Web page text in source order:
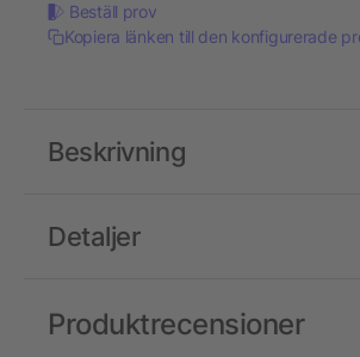
Beställ prov
Kopiera länken till den konfigurerade
Detaljer
Beskrivning
Produktrecensioner